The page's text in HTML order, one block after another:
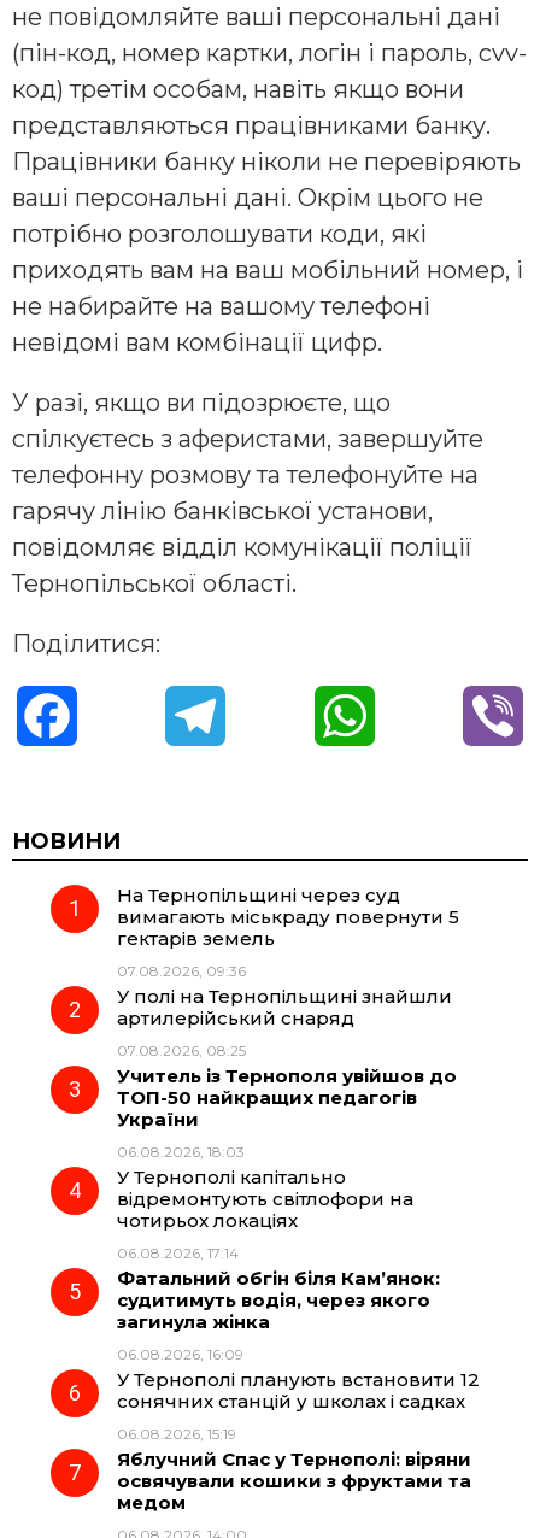
не повідомляйте ваші персональні дані
(пін-код, номер картки, логін і пароль, cvv-
код) третім особам, навіть якщо вони
представляються працівниками банку.
Працівники банку ніколи не перевіряють
ваші персональні дані. Окрім цього не
потрібно розголошувати коди, які
приходять вам на ваш мобільний номер, і
не набирайте на вашому телефоні
невідомі вам комбінації цифр.
У разі, якщо ви підозрюєте, що
спілкуєтесь з аферистами, завершуйте
телефонну розмову та телефонуйте на
гарячу лінію банківської установи,
повідомляє відділ комунікації поліції
Тернопільської області.
Поділитися:
c
e
o
o
e
r
a
t
p
НОВИНИ
На Тернопільщині через суд
вимагають міськраду повернути 5
гектарів земель
07.08.2026, 09:36
У полі на Тернопільщині знайшли
артилерійський снаряд
07.08.2026, 08:25
Учитель із Тернополя увійшов до
ТОП-50 найкращих педагогів
України
06.08.2026, 18:03
У Тернополі капітально
відремонтують світлофори на
чотирьох локаціях
06.08.2026, 17:14
Фатальний обгін біля Кам’янок:
судитимуть водія, через якого
загинула жінка
06.08.2026, 16:09
У Тернополі планують встановити 12
сонячних станцій у школах і садках
06.08.2026, 15:19
Яблучний Спас у Тернополі: віряни
освячували кошики з фруктами та
медом